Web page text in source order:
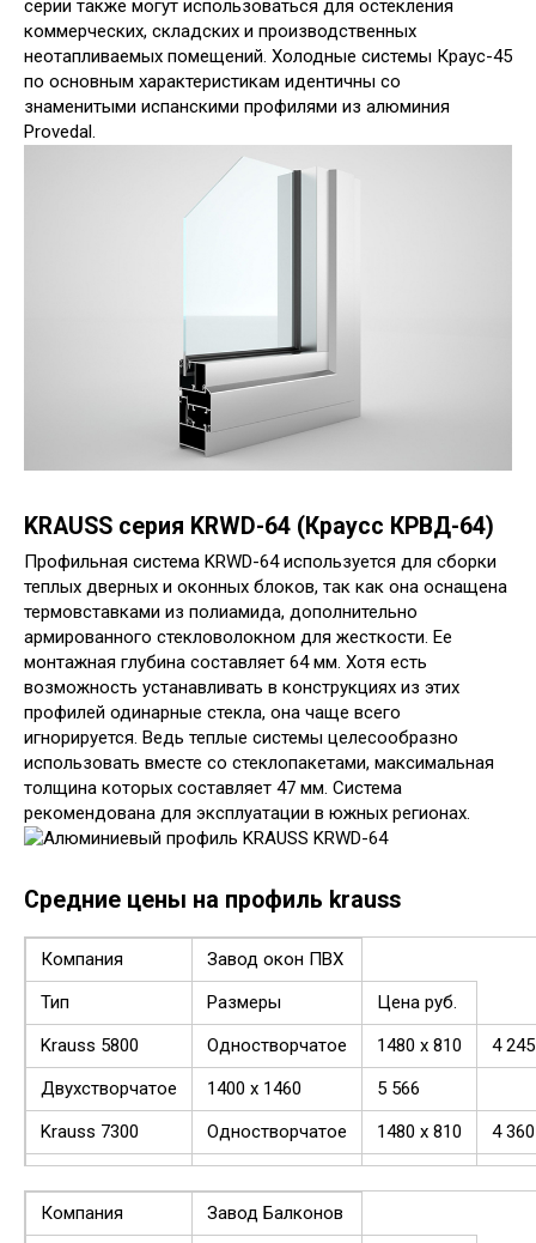
серии также могут использоваться для остекления
коммерческих, складских и производственных
неотапливаемых помещений. Холодные системы Краус-45
по основным характеристикам идентичны со
знаменитыми испанскими профилями из алюминия
Provedal.
KRAUSS серия KRWD-64 (Краусс КРВД-64)
Профильная система KRWD-64 используется для сборки
теплых дверных и оконных блоков, так как она оснащена
термовставками из полиамида, дополнительно
армированного стекловолокном для жесткости. Ее
монтажная глубина составляет 64 мм. Хотя есть
возможность устанавливать в конструкциях из этих
профилей одинарные стекла, она чаще всего
игнорируется. Ведь теплые системы целесообразно
использовать вместе со стеклопакетами, максимальная
толщина которых составляет 47 мм. Система
рекомендована для эксплуатации в южных регионах.
Средние цены на профиль krauss
Компания
Завод окон ПВХ
Тип
Размеры
Цена руб.
Krauss 5800
Одностворчатое 1480 x 810
4 245
Двухстворчатое
1400 х 1460
5 566
Krauss 7300
Одностворчатое 1480 x 810
4 360
Krauss 7500
Одностворчатое
Компания
Завод Балконов